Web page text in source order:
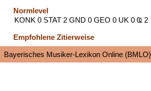
Normlevel
KONK 0 STAT 2 GND 0 GEO 0 UK 0 Ҩ 2
Empfohlene Zitierweise
Bayerisches Musiker-Lexikon Online (BMLO)